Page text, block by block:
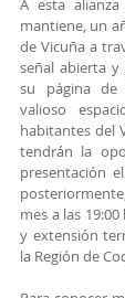
A esta
mantiene, un
de Vicuña a
señal abierta y
su página de
valioso
habitantes del
tendrán la
presentación
mes a las
y extensión
la Región de